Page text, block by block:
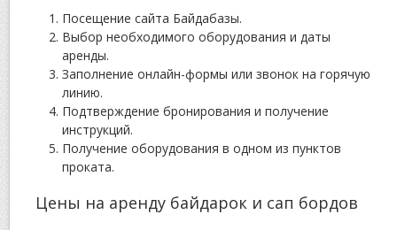
Посещение сайта Байдабазы.
Выбор необходимого оборудования и даты
аренды.
Заполнение онлайн-формы или звонок на горячую
линию.
Подтверждение бронирования и получение
инструкций.
Получение оборудования в одном из пунктов
проката.
Цены на аренду байдарок и сап бордов